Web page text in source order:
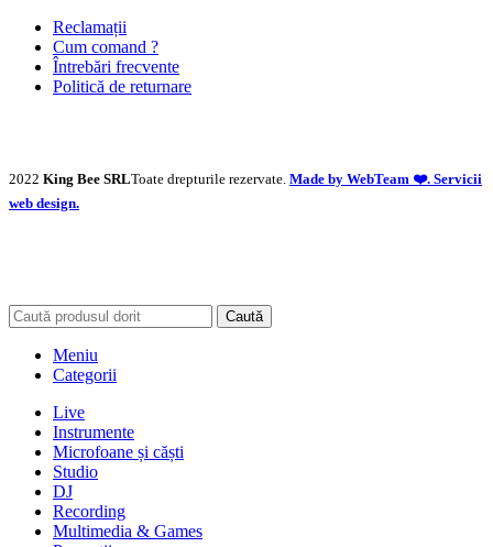
Reclamații
Cum comand ?
Întrebări frecvente
Politică de returnare
2022 King Bee SRLToate drepturile rezervate. Made by WebTeam ❤️. Servicii
web design.
Caută
Meniu
Categorii
Live
Instrumente
Microfoane și căști
Studio
DJ
Recording
Multimedia & Games